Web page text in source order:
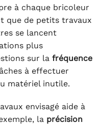
à chaque bricoleur
que de petits travaux
se lancent
plus
sur la fréquence
à effectuer
matériel inutile.
envisagé aide à
la précision